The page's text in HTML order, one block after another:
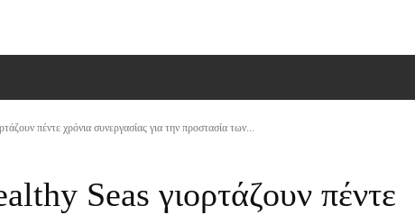
πέντε χρόνια συνεργασίας για την προστασία των...
Seas γιορτάζουν πέντε